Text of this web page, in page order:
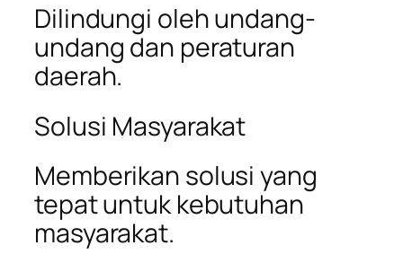
Dilindungi oleh undang-
undang dan peraturan
daerah.
Solusi Masyarakat
Memberikan solusi yang
tepat untuk kebutuhan
masyarakat.